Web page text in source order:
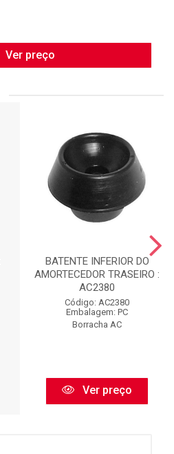
Ver preço
BATENTE INFERIOR DO
AMORTECEDOR TRASEIRO :
AC2380
Código: AC2380
Embalagem: PC
Borracha AC
Ver preço